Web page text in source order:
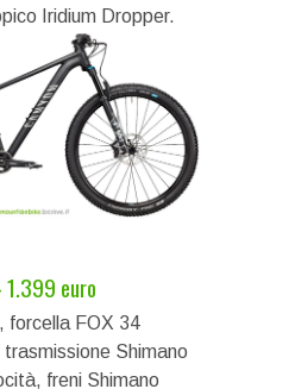
Iridium Dropper.
1.399 euro
forcella FOX 34
Shimano
freni Shimano